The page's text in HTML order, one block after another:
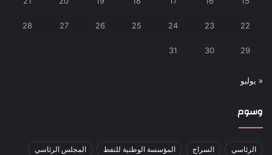
22
23
24
25
26
27
28
29
30
31
« يوليو
وسوم
الرئاسي السراج المؤسسة الوطنية للنفط المجلس الرئاسي